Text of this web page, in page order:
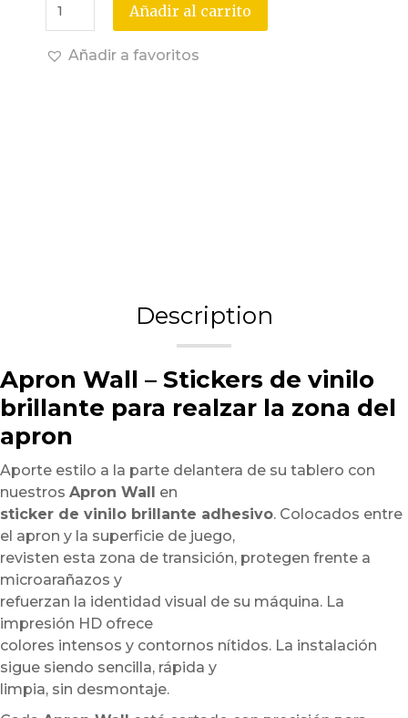
Añadir al carrito
Añadir a favoritos
Description
Apron Wall – Stickers de vinilo
brillante para realzar la zona del
apron
Aporte estilo a la parte delantera de su tablero con
nuestros Apron Wall en
sticker de vinilo brillante adhesivo. Colocados entre
el apron y la superficie de juego,
revisten esta zona de transición, protegen frente a
microarañazos y
refuerzan la identidad visual de su máquina. La
impresión HD ofrece
colores intensos y contornos nítidos. La instalación
sigue siendo sencilla, rápida y
limpia, sin desmontaje.